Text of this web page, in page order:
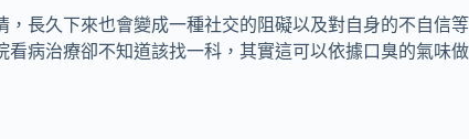
長久下來也會變成一種社交的阻礙以及對自身的不自
病治療卻不知道該找一科，其實這可以依據口臭的氣味